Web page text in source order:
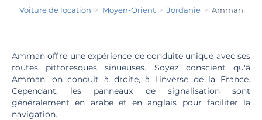
Voiture de location Moyen-Orient Jordanie Amman
Amman offre une expérience de conduite unique avec ses
routes pittoresques sinueuses. Soyez conscient qu'à
Amman, on conduit à droite, à l'inverse de la France.
Cependant, les panneaux de signalisation sont
généralement en arabe et en anglais pour faciliter la
navigation.